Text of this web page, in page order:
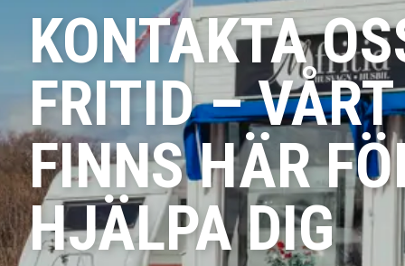
KONTAKTA
FRITID –
FINNS HÄR
HJÄLPA DIG